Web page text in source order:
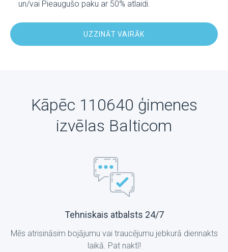
un/vai Pieaugušo paku ar 50% atlaidi.
UZZINĀT VAIRĀK
Kāpēc 110640 ģimenes
izvēlas Balticom
Tehniskais atbalsts 24/7
Mēs atrisināsim bojājumu vai traucējumu jebkurā diennakts
laikā. Pat naktī!